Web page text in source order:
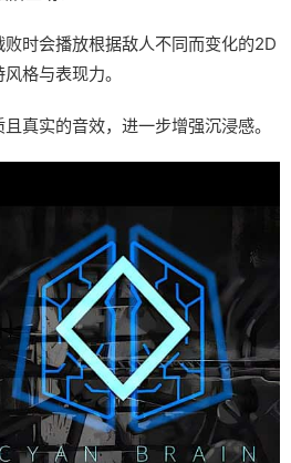
时会播放根据敌人不同而变化的2D
格与表现力。
真实的音效，进一步增强沉浸感。